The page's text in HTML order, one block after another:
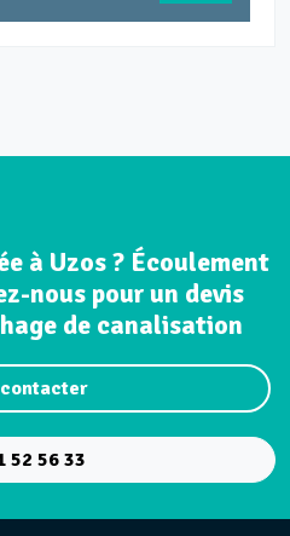
à Uzos ? Écoulement
nous pour un devis
de canalisation
52 56 33